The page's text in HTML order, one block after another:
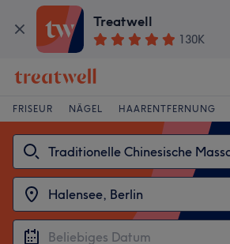
Treatwell
130K
FRISEUR NÄGEL HAARENTFERNUNG